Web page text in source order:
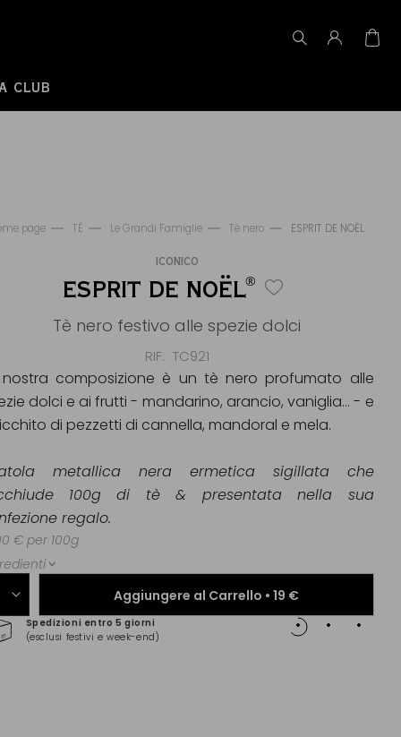
CLUB
page TÈ Le Grandi Famiglie Tè nero ESPRIT DE NOËL
ICONICO
ESPRIT DE NOËL®
Tè nero festivo alle spezie dolci
RIF TC921
Aggiungere al Carrello • 19 €
Spedizioni entro 5 giorni
(esclusi festivi e week-end)
nostra composizione è un tè nero profumato alle
dolci e ai frutti - mandarino, arancio, vaniglia... - e
di pezzetti di cannella, mandoral e mela.
metallica nera ermetica sigillata che
100g di tè & presentata nella sua
regalo.
€ per 100g